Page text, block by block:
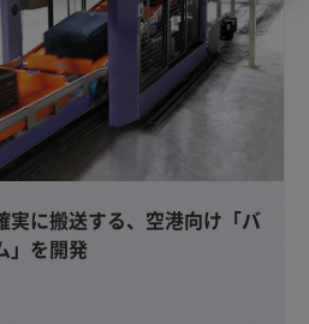
実に搬送する、空港向け「バ
」を開発